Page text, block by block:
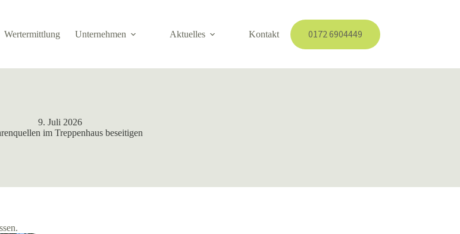
Wertermittlung Unternehmen Aktuelles Kontakt 0172 6904449
9. Juli 2026
im Treppenhaus beseitigen